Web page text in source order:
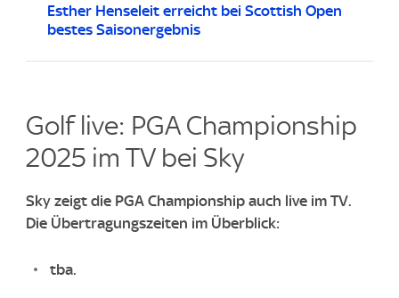
Esther Henseleit erreicht bei Scottish Open
bestes Saisonergebnis
Golf live: PGA Championship
2025 im TV bei Sky
Sky zeigt die PGA Championship auch live im TV.
Die Übertragungszeiten im Überblick:
tba.